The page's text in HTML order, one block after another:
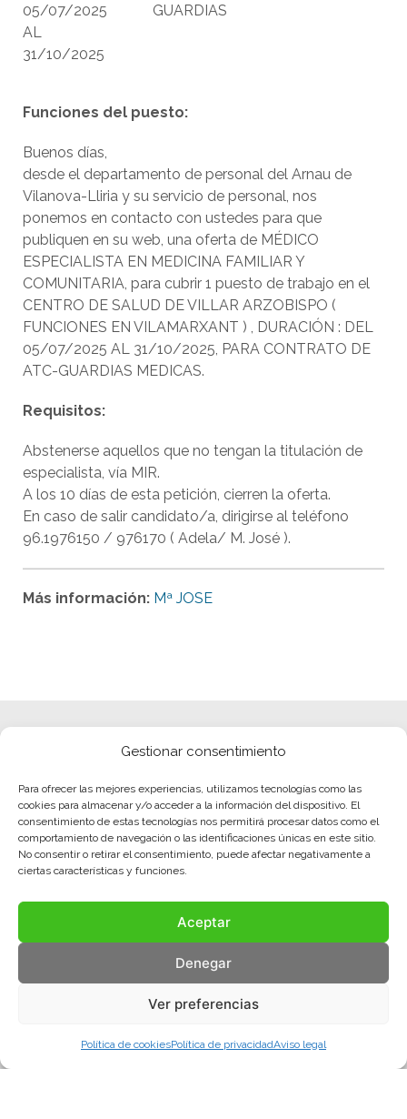
Gestionar consentimiento
Para ofrecer las mejores experiencias, utilizamos tecnologías como las
cookies para almacenar y/o acceder a la información del dispositivo. El
consentimiento de estas tecnologías nos permitirá procesar datos como el
comportamiento de navegación o las identificaciones únicas en este sitio.
No consentir o retirar el consentimiento, puede afectar negativamente a
ciertas características y funciones.
Aceptar
Denegar
Ver preferencias
Política de cookiesPolítica de privacidadAviso legal
05/07/2025
AL
31/10/2025
GUARDIAS
Funciones del puesto:
Buenos días,
desde el departamento de personal del Arnau de
Vilanova-Lliria y su servicio de personal, nos
ponemos en contacto con ustedes para que
publiquen en su web, una oferta de MÉDICO
ESPECIALISTA EN MEDICINA FAMILIAR Y
COMUNITARIA, para cubrir 1 puesto de trabajo en el
CENTRO DE SALUD DE VILLAR ARZOBISPO (
FUNCIONES EN VILAMARXANT ) , DURACIÓN : DEL
05/07/2025 AL 31/10/2025, PARA CONTRATO DE
ATC-GUARDIAS MEDICAS.
Requisitos:
Abstenerse aquellos que no tengan la titulación de
especialista, vía MIR.
A los 10 días de esta petición, cierren la oferta.
En caso de salir candidato/a, dirigirse al teléfono
96.1976150 / 976170 ( Adela/ M. José ).
Más información: Mª JOSE